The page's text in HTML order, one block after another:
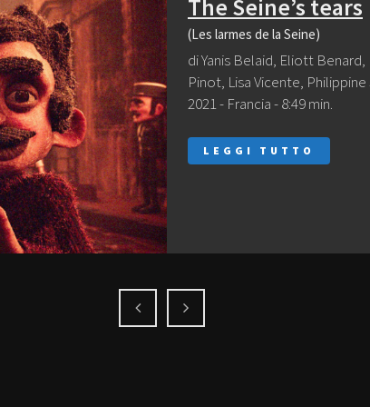
The Seine’s tears
(Les larmes de la Seine)
di Yanis Belaid, Eliott
Pinot, Lisa Vicente,
2021 - Francia - 8:49 min.
LEGGI TUTTO